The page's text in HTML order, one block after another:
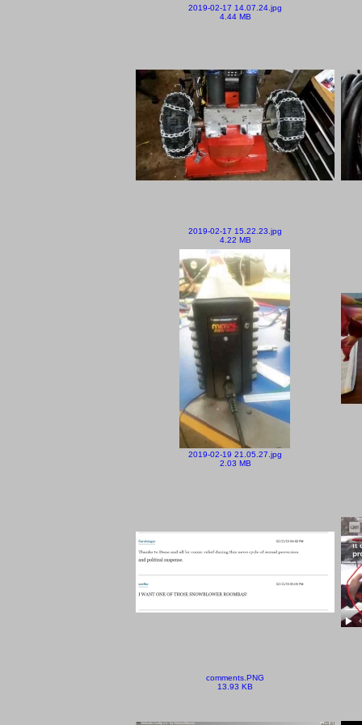
2019-02-17 14.07.24.jpg
4.44 MB
2019-02-17 15.22.23.jpg
4.22 MB
2019-02-19 21.05.27.jpg
2.03 MB
comments.PNG
13.93 KB